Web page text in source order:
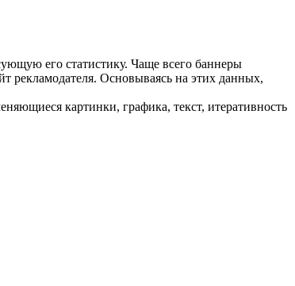
его статистику. Чаще всего баннеры
рекламодателя. Основываясь на этих данных,
картинки, графика, текст, итеративность